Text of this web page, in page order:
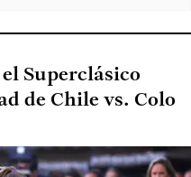
Superclásico
de Chile vs. Colo